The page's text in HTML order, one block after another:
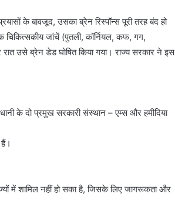
के बावजूद, उसका ब्रेन रिस्पॉन्स पूरी तरह बंद हो
जांचें (पुतली, कॉर्नियल, कफ, गग,
उसे ब्रेन डेड घोषित किया गया। ​राज्य सरकार ने इस
के दो प्रमुख सरकारी संस्थान – एम्स और हमीदिया
में शामिल नहीं हो सका है, जिसके लिए जागरूकता और